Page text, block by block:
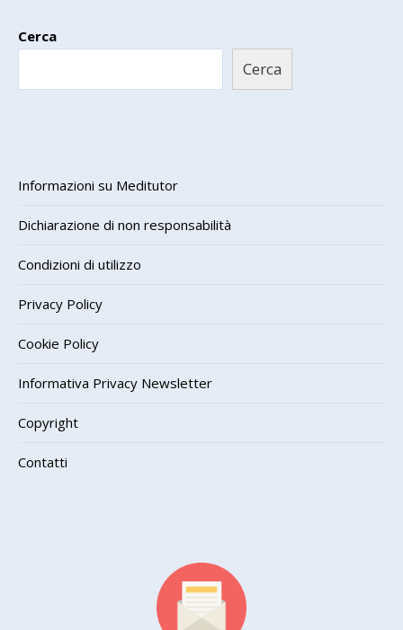
Cerca
Cerca
Informazioni su Meditutor
Dichiarazione di non responsabilità
Condizioni di utilizzo
Privacy Policy
Cookie Policy
Informativa Privacy Newsletter
Copyright
Contatti